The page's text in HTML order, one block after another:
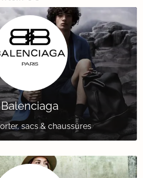
Balenciaga
sacs & chaussures